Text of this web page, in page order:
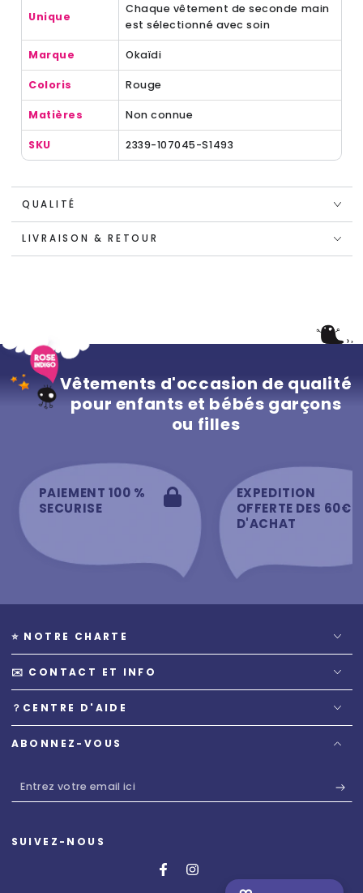
Unique
Chaque vêtement de seconde main
est sélectionné avec soin
Marque Okaïdi
Coloris Rouge
Matières Non connue
SKU 2339-107045-S1493
QUALITÉ
LIVRAISON & RETOUR
Vêtements d'occasion de qualité
pour enfants et bébés garçons
ou filles
PAIEMENT 100 %
SECURISE
EXPEDITION
OFFERTE DES 60€
D'ACHAT
⭐️ NOTRE CHARTE
✉️ CONTACT ET INFO
？CENTRE D'AIDE
ABONNEZ-VOUS
Entrez
votre
SUIVEZ-NOUS
FacebookInstagram